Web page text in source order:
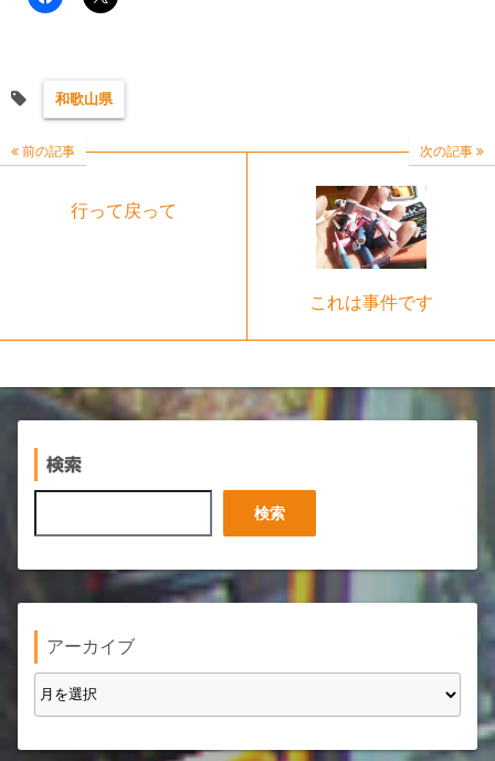
和歌山県
前の記事
行って戻って
次の記事
これは事件です
検索
索
検索
アーカイブ